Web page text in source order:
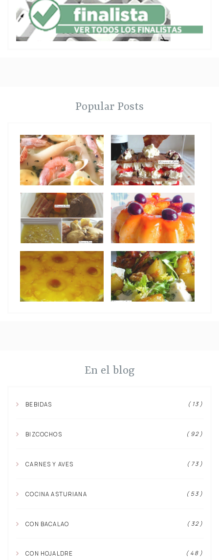
Popular Posts
En el blog
BEBIDAS ( 13 )
BIZCOCHOS ( 92 )
CARNES Y AVES ( 73 )
COCINA ASTURIANA ( 53 )
CON BACALAO ( 32 )
CON HOJALDRE ( 48 )